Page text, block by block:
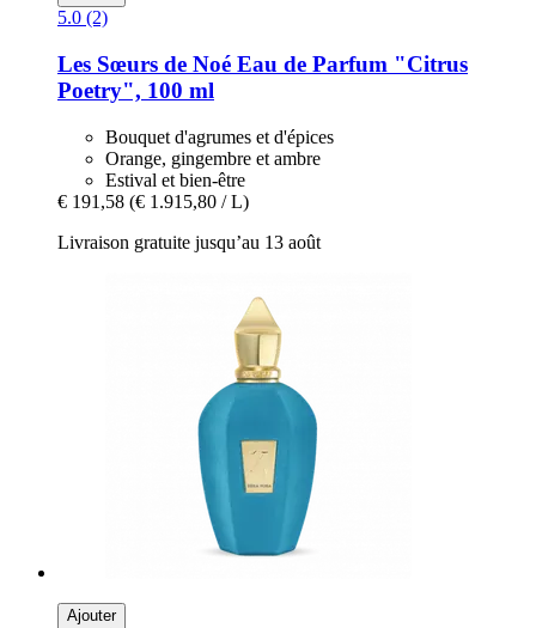
5.0 (2)
Les Sœurs de Noé Eau de Parfum "Citrus
Poetry", 100 ml
Bouquet d'agrumes et d'épices
Orange, gingembre et ambre
Estival et bien-être
€ 191,58 (€ 1.915,80 / L)
Livraison gratuite jusqu’au 13 août
Ajouter